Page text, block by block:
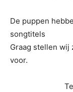
De puppen
songtitels
Graag stellen
voor.